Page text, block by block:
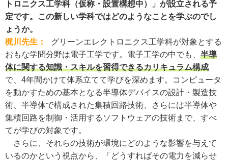
トロニクス工学科（仮称・設置構想中）」が設立される予
定です。この新しい学科ではどのようなことを学ぶのでし
ょうか。
梶川先生：
グリーンエレクトロニクス工学科が対象とする
おもな学問分野は電子工学です。電子工学の中でも、 半導
体に関する知識・スキルを習得できるカリキュラム構成
で、4年間かけて体系立てて学びを深めます。コンピュータ
を動かすための基本となる半導体デバイスの設計・製造技
術、半導体で構成された集積回路技術、さらには半導体や
集積回路を制御・活用するソフトウェアの技術まで、すべ
てが学びの対象です。
さらに、それらの技術が環境にどのような影響を与えて
いるのかという視点から、「どうすればその電力を減らせ